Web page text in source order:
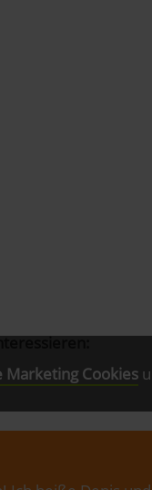
Marketing Cookies